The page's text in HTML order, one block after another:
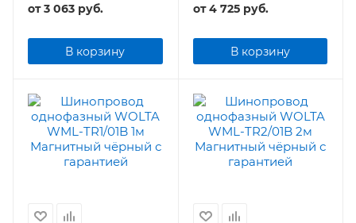
IP20
от3 063 руб.
В корзину
4000К IP20
от4 725 руб.
В корзину